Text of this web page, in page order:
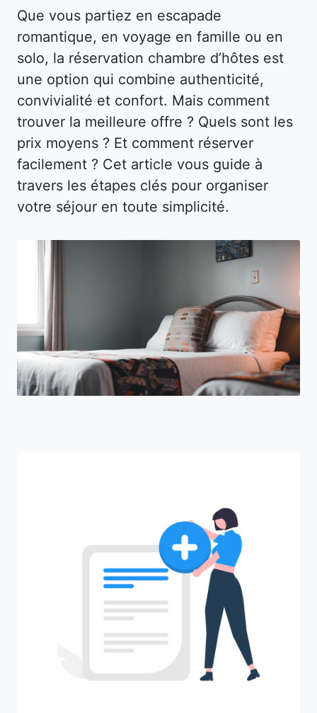
Que vous partiez en escapade
romantique, en voyage en famille ou en
solo, la réservation chambre d’hôtes est
une option qui combine authenticité,
convivialité et confort. Mais comment
trouver la meilleure offre ? Quels sont les
prix moyens ? Et comment réserver
facilement ? Cet article vous guide à
travers les étapes clés pour organiser
votre séjour en toute simplicité.